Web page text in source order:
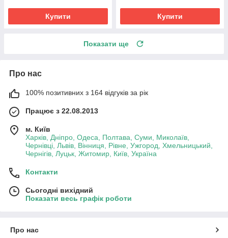
Купити Купити
Показати ще
Про нас
100% позитивних з 164 відгуків за рік
Працює з 22.08.2013
м. Київ
Харків, Дніпро, Одеса, Полтава, Суми, Миколаїв,
Чернівці, Львів, Вінниця, Рівне, Ужгород, Хмельницький,
Чернігів, Луцьк, Житомир, Київ, Україна
Контакти
Сьогодні вихідний
Показати весь графік роботи
Про нас